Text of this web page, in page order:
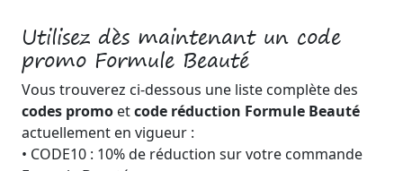
Utilisez dès maintenant un code
promo Formule Beauté
Vous trouverez ci-dessous une liste complète des
codes promo etcode réduction Formule Beauté
actuellement en vigueur :
• CODE10 : 10% de réduction sur votre commande